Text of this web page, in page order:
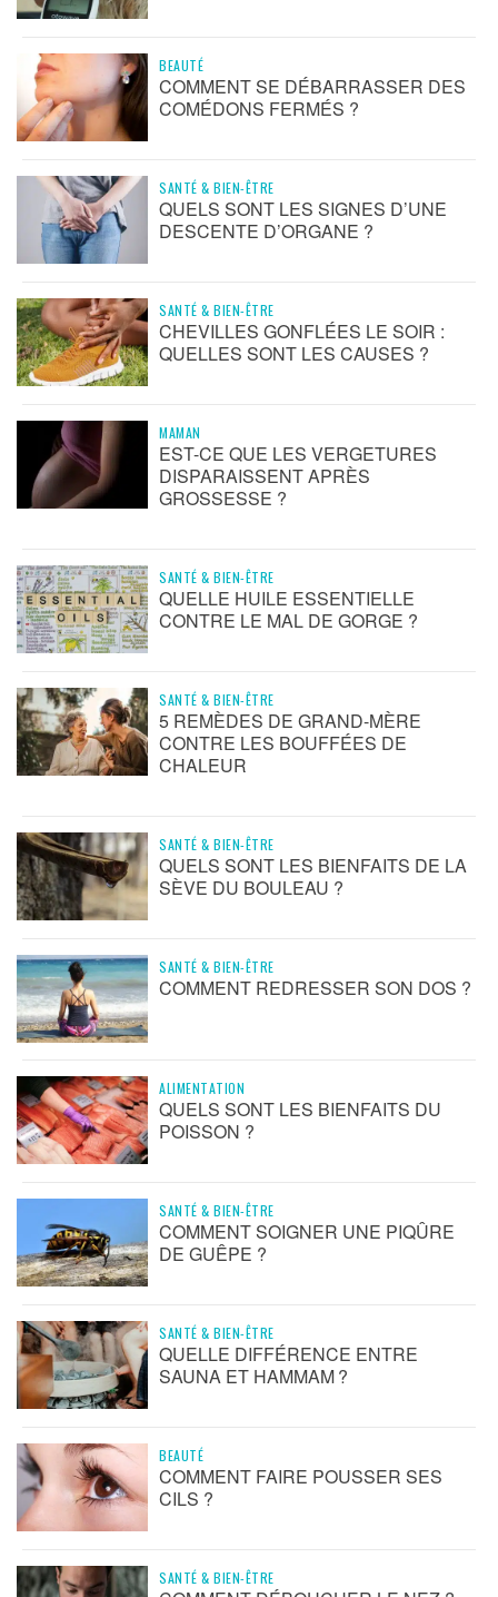
BEAUTÉ
COMMENT SE DÉBARRASSER DES
COMÉDONS FERMÉS ?
SANTÉ & BIEN-ÊTRE
QUELS SONT LES SIGNES D’UNE
DESCENTE D’ORGANE ?
SANTÉ & BIEN-ÊTRE
CHEVILLES GONFLÉES LE SOIR :
QUELLES SONT LES CAUSES ?
MAMAN
EST-CE QUE LES VERGETURES
DISPARAISSENT APRÈS
GROSSESSE ?
SANTÉ & BIEN-ÊTRE
QUELLE HUILE ESSENTIELLE
CONTRE LE MAL DE GORGE ?
SANTÉ & BIEN-ÊTRE
5 REMÈDES DE GRAND-MÈRE
CONTRE LES BOUFFÉES DE
CHALEUR
SANTÉ & BIEN-ÊTRE
QUELS SONT LES BIENFAITS DE LA
SÈVE DU BOULEAU ?
SANTÉ & BIEN-ÊTRE
COMMENT REDRESSER SON DOS ?
ALIMENTATION
QUELS SONT LES BIENFAITS DU
POISSON ?
SANTÉ & BIEN-ÊTRE
COMMENT SOIGNER UNE PIQÛRE
DE GUÊPE ?
SANTÉ & BIEN-ÊTRE
QUELLE DIFFÉRENCE ENTRE
SAUNA ET HAMMAM ?
BEAUTÉ
COMMENT FAIRE POUSSER SES
CILS ?
SANTÉ & BIEN-ÊTRE